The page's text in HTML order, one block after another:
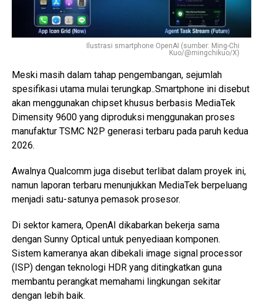
Ilustrasi smartphone OpenAI (sumber: Ming-Chi
Kuo/@mingchikuo/X)
Meski masih dalam tahap pengembangan, sejumlah
spesifikasi utama mulai terungkap..Smartphone ini disebut
akan menggunakan chipset khusus berbasis MediaTek
Dimensity 9600 yang diproduksi menggunakan proses
manufaktur TSMC N2P generasi terbaru pada paruh kedua
2026.
Awalnya Qualcomm juga disebut terlibat dalam proyek ini,
namun laporan terbaru menunjukkan MediaTek berpeluang
menjadi satu-satunya pemasok prosesor.
Di sektor kamera, OpenAI dikabarkan bekerja sama
dengan Sunny Optical untuk penyediaan komponen.
Sistem kameranya akan dibekali image signal processor
(ISP) dengan teknologi HDR yang ditingkatkan guna
membantu perangkat memahami lingkungan sekitar
dengan lebih baik.